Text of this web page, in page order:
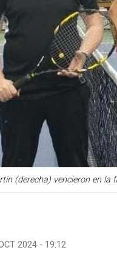
(derecha) vencieron en la
2024 - 19:12